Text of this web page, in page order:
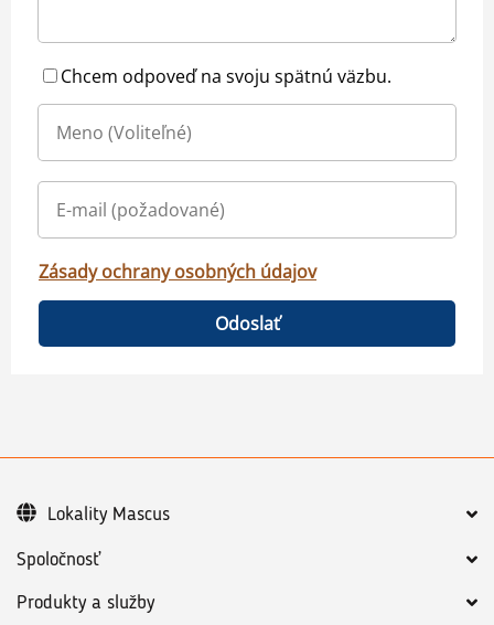
Chcem odpoveď na svoju spätnú väzbu.
Zásady ochrany osobných údajov
Odoslať
Spoločnosť
Produkty a služby
Lokality Mascus